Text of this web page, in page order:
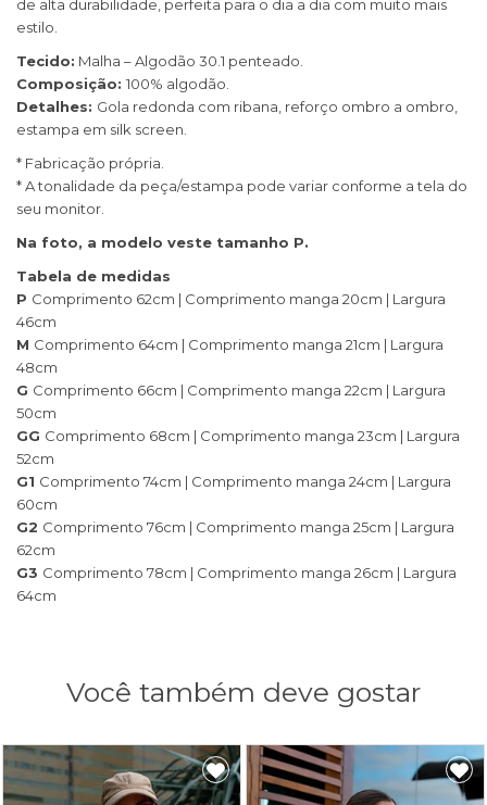
de alta durabilidade, perfeita para o dia a dia com muito mais
estilo.
Tecido: Malha – Algodão 30.1 penteado.
Composição: 100% algodão.
Detalhes: Gola redonda com ribana, reforço ombro a ombro,
estampa em silk screen.
* Fabricação própria.
* A tonalidade da peça/estampa pode variar conforme a tela do
seu monitor.
Na foto, a modelo veste tamanho P.
Tabela de medidas
P Comprimento 62cm | Comprimento manga 20cm | Largura
46cm
M Comprimento 64cm | Comprimento manga 21cm | Largura
48cm
G Comprimento 66cm | Comprimento manga 22cm | Largura
50cm
GG Comprimento 68cm | Comprimento manga 23cm | Largura
52cm
G1 Comprimento 74cm | Comprimento manga 24cm | Largura
60cm
G2 Comprimento 76cm | Comprimento manga 25cm | Largura
62cm
G3 Comprimento 78cm | Comprimento manga 26cm | Largura
64cm
Você também deve gostar